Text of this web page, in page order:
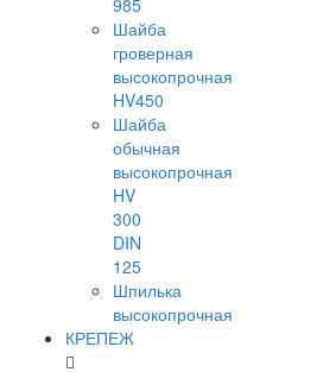
985
Шайба
гроверная
высокопрочная
HV450
Шайба
обычная
высокопрочная
HV
300
DIN
125
Шпилька
высокопрочная
КРЕПЕЖ